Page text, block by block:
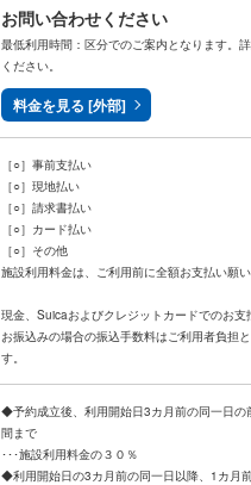
お問い合わせください
最低利用時間：区分でのご案内となります。
ください。
料金を見る [外部]
［○］事前支払い
［○］現地払い
［○］請求書払い
［○］カード払い
［○］その他
施設利用料金は、ご利用前に全額お支払い願い
現金、Suicaおよびクレジットカードでのお支
お振込みの場合の振込手数料はご利用者負担
◆予約成立後、利用開始日3カ月前の同一日の
間まで
･･･施設利用料金の３０％
◆利用開始日の3カ月前の同一日以降、1カ月